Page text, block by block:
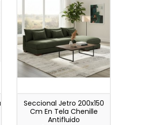
Seccional Jetro 200x150
Cm En Tela Chenille
Antifluido